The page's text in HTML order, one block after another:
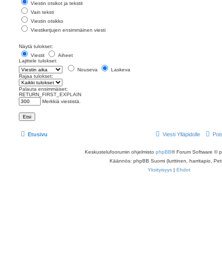
Viestin otsikot ja tekstit
Vain teksti
Viestin otsikko
Viestiketjujen ensimmäinen viesti
Näytä tulokset:
Viestit
Aiheet
Lajittele tulokset:
Nouseva
Laskeva
Rajaa tulokset:
Palauta ensimmäiset:
RETURN_FIRST_EXPLAIN
Merkkiä viestistä.
Etusivu Viesti Ylläpidolle
Keskustelufoorumin ohjelmisto phpBB® Forum Software ©
Käännös: phpBB Suomi (lurttinen, harritapio,
Yksityisyys| Ehdot